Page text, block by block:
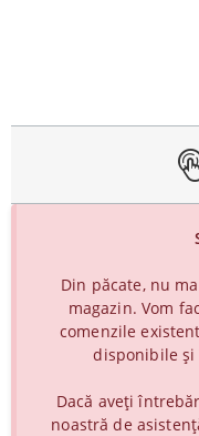
Din păcate, nu
magazin. Vom
comenzile
disponibile și
Dacă aveți
noastră de